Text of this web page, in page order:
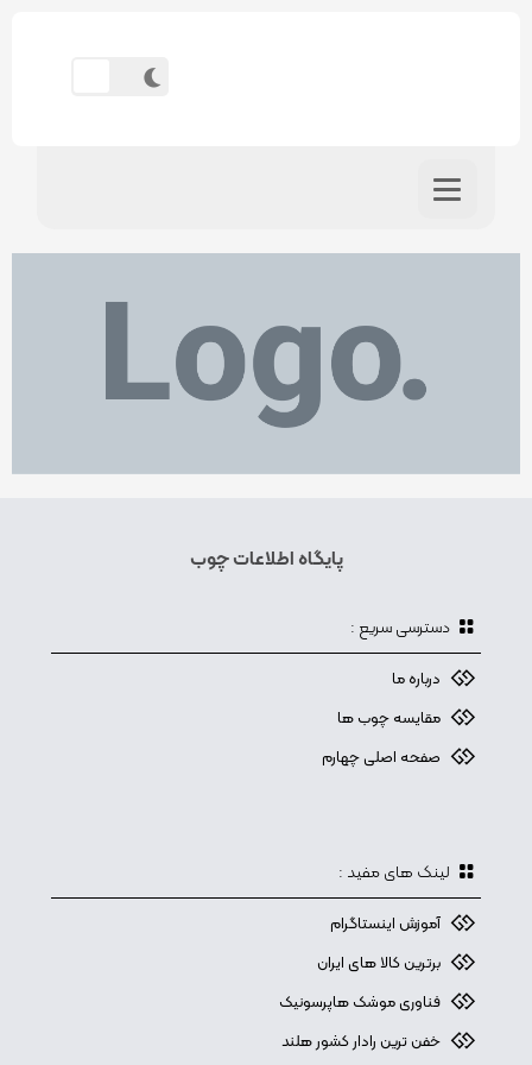
پایگاه اطلاعات چوب
دسترسی سریع :
درباره ما
مقایسه چوب ها
صفحه اصلی چهارم
لینک های مفید :
آموزش اینستاگرام
برترین کالا های ایران
فناوری موشک هاپرسونیک
خفن ترین رادار کشور هلند